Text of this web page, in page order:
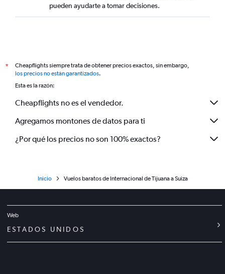
pueden ayudarte a tomar decisiones.
*
Cheapflights siempre trata de obtener precios exactos, sin embargo,
los precios no están garantizados.
Esta es la razón:
Cheapflights no es el vendedor.
Agregamos montones de datos para ti
¿Por qué los precios no son 100% exactos?
Inicio Vuelos baratos de Internacional de Tijuana a Suiza
Web
ESTADOS UNIDOS